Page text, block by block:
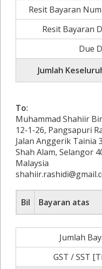
Resit Bayaran
Resit Bayaran
Due
Jumlah
To:
Muhammad Shahiir
12-1-26, Pangsapuri
Jalan Anggerik Tainia
Shah Alam, Selangor
Malaysia
Bil Bayaran atas
Jumlah
GST / SST